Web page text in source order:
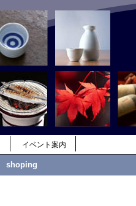
イベント案内
shoping